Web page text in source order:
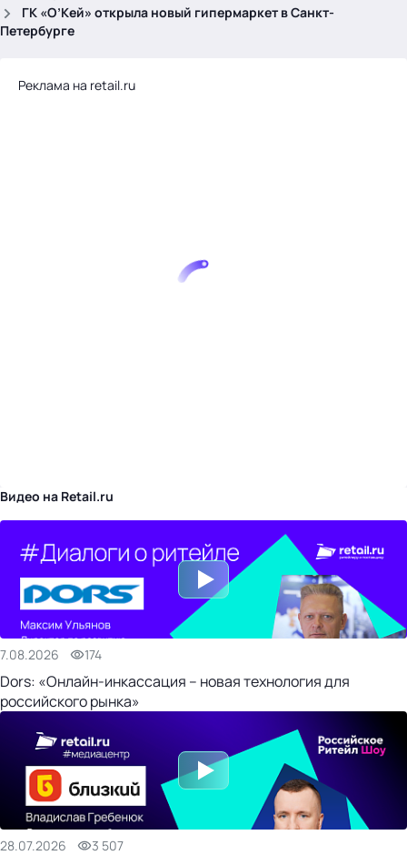
ГК «О’Кей» открыла новый гипермаркет в Санкт-
Петербурге
Реклама на retail.ru
Видео на Retail.ru
7.08.2026 174
Dors: «Онлайн-инкассация – новая технология для
российского рынка»
28.07.2026 3 507